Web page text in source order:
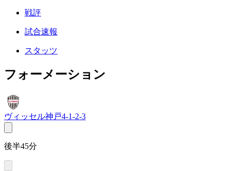
戦評
試合速報
スタッツ
フォーメーション
ヴィッセル神戸4-1-2-3
後半45分